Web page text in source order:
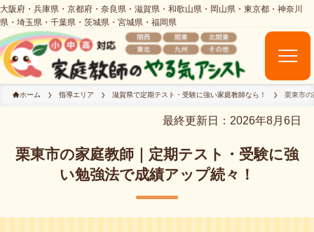
ホーム 指導エリア 滋賀県で定期テスト・受験に強い家庭教師なら！ 栗東市
最終更新日：2026年8月6日
栗東市の家庭教師｜定期テスト・受験に強
い勉強法で成績アップ続々！